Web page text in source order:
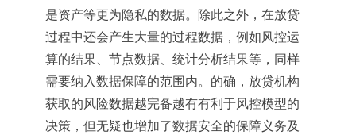
是资产等更为隐私的数据。除此之外，在放贷
过程中还会产生大量的过程数据，例如风控运
算的结果、节点数据、统计分析结果等，同样
需要纳入数据保障的范围内。的确，放贷机构
获取的风险数据越完备越有有利于风控模型的
决策，但无疑也增加了数据安全的保障义务及